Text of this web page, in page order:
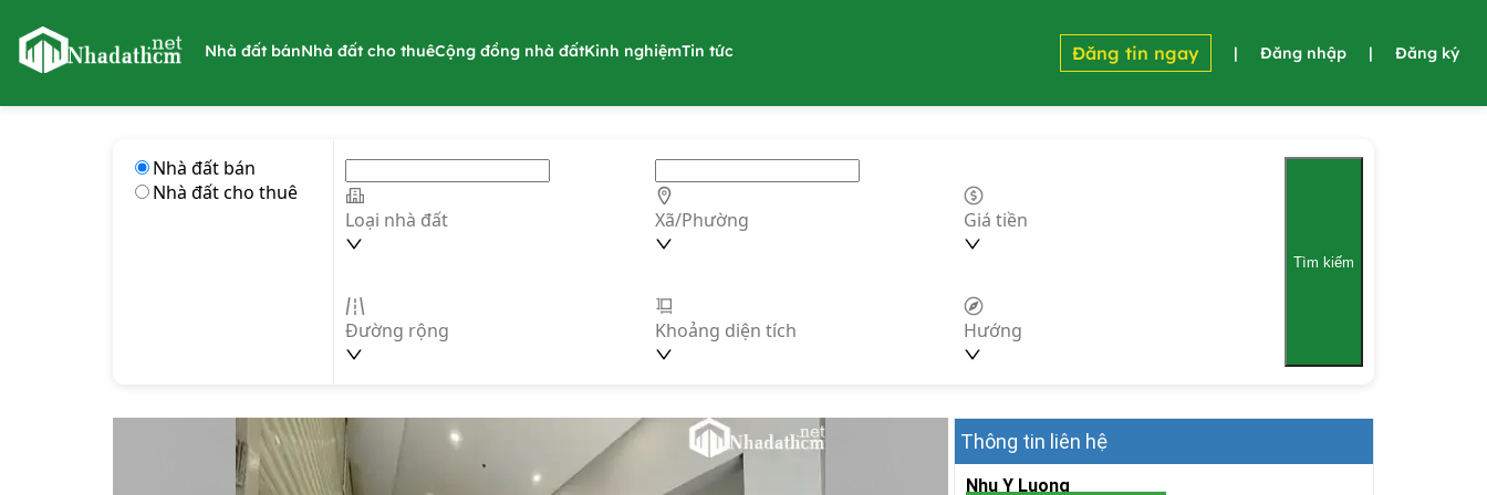
nhadathcm.net
Nhà đất bánNhà đất cho thuêCộng đồng nhà đấtKinh nghiệmTin tức Đăng tin ngay | Đăng nhập | Đăng ký
Nhà đất bán
Nhà đất cho thuê
Loại nhà đất
Xã/Phường Giá tiền
Đường rộng Khoảng diện tích Hướng
Tìm kiếm
Thông tin liên hệ
Nhu Y Luong